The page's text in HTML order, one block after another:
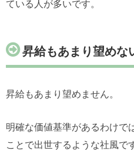
ている人が多いです。
昇給もあまり望めな
昇給もあまり望めません。
明確な価値基準があるわけで
ことで出世するような社風で